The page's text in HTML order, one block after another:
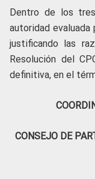
Dentro de los
autoridad evaluada
justificando las
Resolución del
definitiva, en el
CONSEJO DE